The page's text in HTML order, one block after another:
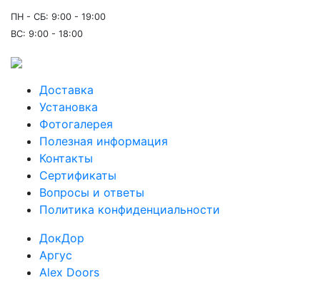
ПН - СБ: 9:00 - 19:00
ВС: 9:00 - 18:00
Доставка
Установка
Фотогалерея
Полезная информация
Контакты
Сертификаты
Вопросы и ответы
Политика конфиденциальности
ДокДор
Аргус
Alex Doors